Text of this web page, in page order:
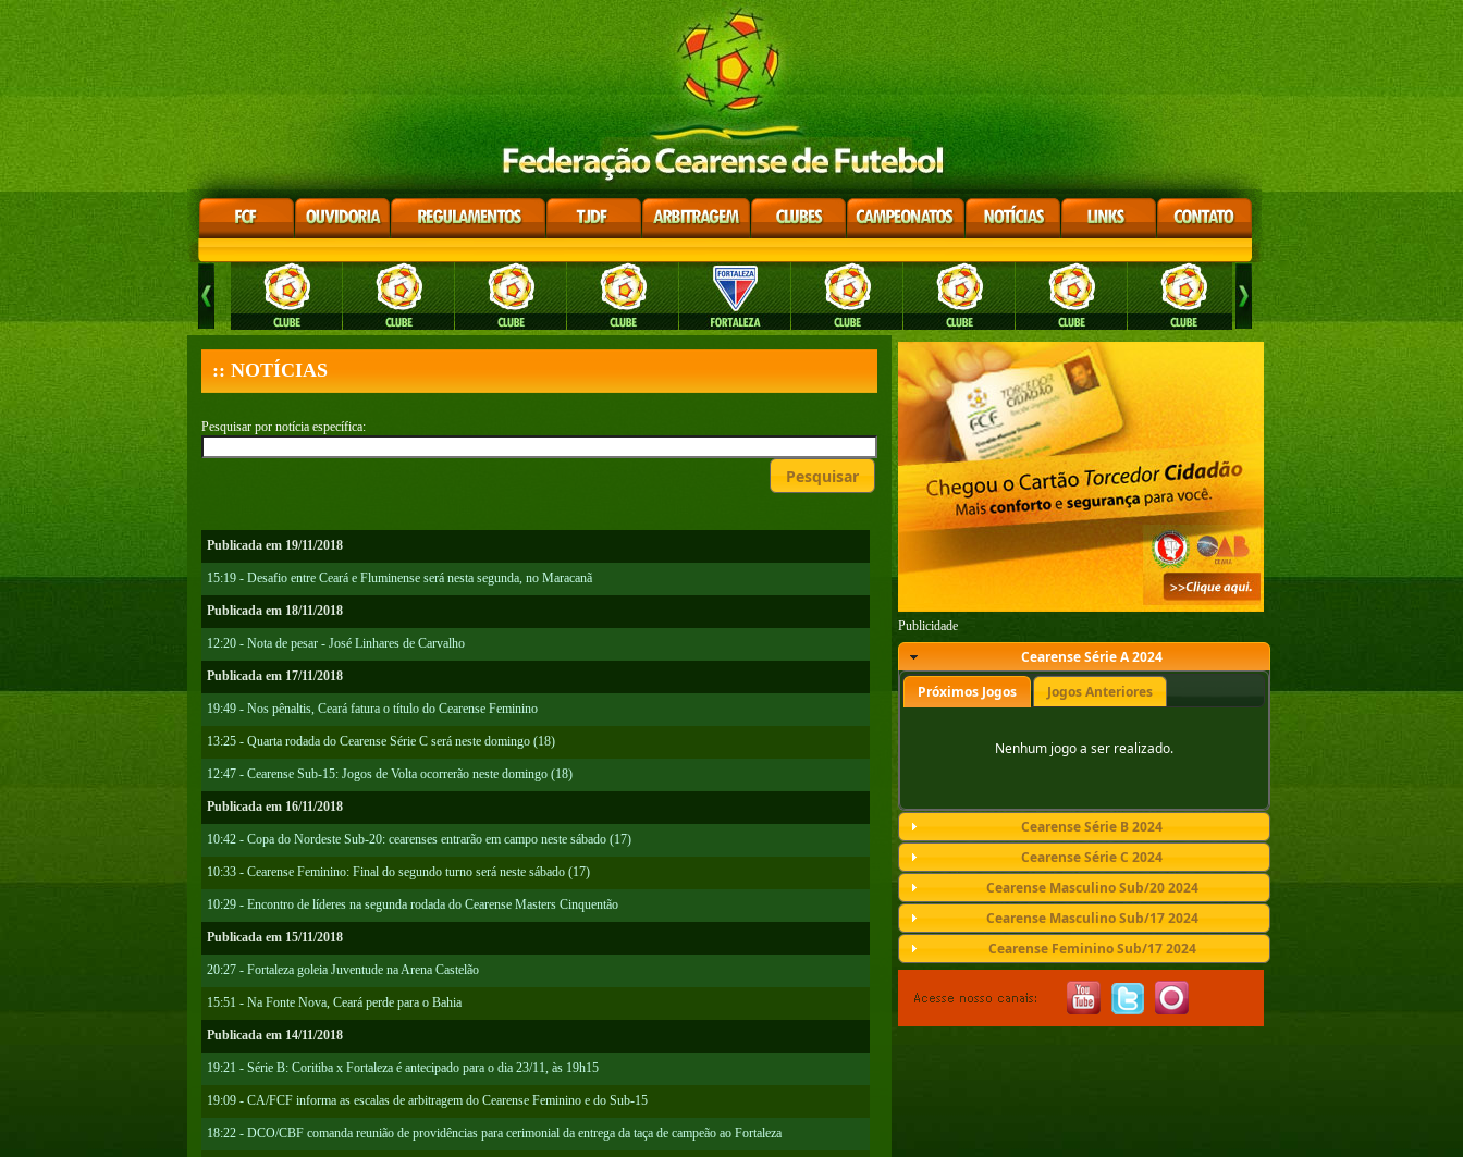
:: NOTÍCIAS
Pesquisar por notícia específica:
Pesquisar
Publicada em 19/11/2018
15:19 - Desafio entre Ceará e Fluminense será nesta segunda, no Maracanã
Publicada em 18/11/2018
12:20 - Nota de pesar - José Linhares de Carvalho
Publicada em 17/11/2018
19:49 - Nos pênaltis, Ceará fatura o título do Cearense Feminino
13:25 - Quarta rodada do Cearense Série C será neste domingo (18)
12:47 - Cearense Sub-15: Jogos de Volta ocorrerão neste domingo (18)
Publicada em 16/11/2018
10:42 - Copa do Nordeste Sub-20: cearenses entrarão em campo neste sábado (17)
10:33 - Cearense Feminino: Final do segundo turno será neste sábado (17)
10:29 - Encontro de líderes na segunda rodada do Cearense Masters Cinquentão
Publicada em 15/11/2018
20:27 - Fortaleza goleia Juventude na Arena Castelão
15:51 - Na Fonte Nova, Ceará perde para o Bahia
Publicada em 14/11/2018
19:21 - Série B: Coritiba x Fortaleza é antecipado para o dia 23/11, às 19h15
19:09 - CA/FCF informa as escalas de arbitragem do Cearense Feminino e do Sub-15
18:22 - DCO/CBF comanda reunião de providências para cerimonial da entrega da taça de campeão ao Fortaleza
Publicidade
Cearense Série A 2024
Próximos Jogos
Jogos Anteriores
Nenhum jogo a ser realizado.
Cearense Série B 2024
Cearense Série C 2024
Cearense Masculino Sub/20 2024
Cearense Masculino Sub/17 2024
Cearense Feminino Sub/17 2024